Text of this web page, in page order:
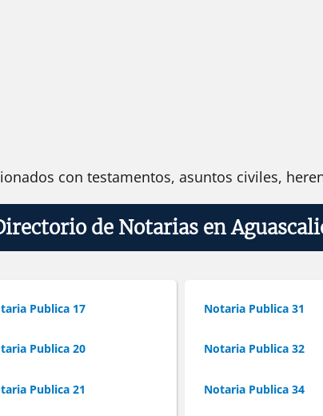
con testamentos, asuntos civiles,
de Notarias en
Publica 17
Publica 20
Publica 21
Notaria Publica 31
Notaria Publica 32
Notaria Publica 34